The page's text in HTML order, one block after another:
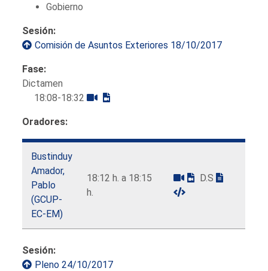
Gobierno
Sesión:
Comisión de Asuntos Exteriores 18/10/2017
Fase:
Dictamen
18:08-18:32
Oradores:
Bustinduy
Amador,
Pablo
(GCUP-
EC-EM)
18:12 h. a 18:15
h.
D.S
Sesión:
Pleno 24/10/2017